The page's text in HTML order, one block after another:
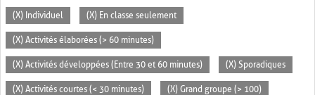
(X) Individuel (X) En classe seulement
(X) Activités élaborées (> 60 minutes)
(X) Activités développées (Entre 30 et 60 minutes) (X) Sporadiques
(X) Activités courtes (< 30 minutes) (X) Grand groupe (> 100)